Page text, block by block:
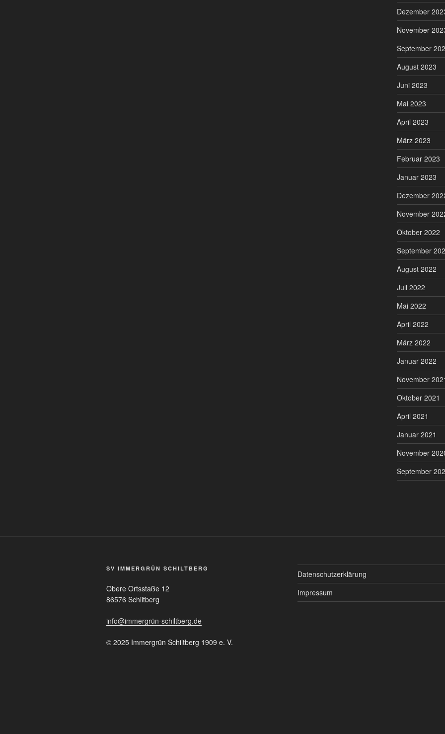
Dezember
November
September
August 2023
Juni 2023
Mai 2023
April 2023
März 2023
Februar 2023
Januar 2023
Dezember
November
Oktober 2022
September
August 2022
Juli 2022
Mai 2022
April 2022
März 2022
Januar 2022
November
Oktober 2021
April 2021
Januar 2021
November
September
SV IMMERGRÜN SCHILTBERG
Obere Ortsstaße 12
86576 Schiltberg
info@immergrün-schiltberg.de
© 2025 Immergrün Schiltberg 1909 e. V.
Datenschutzerklärung
Impressum